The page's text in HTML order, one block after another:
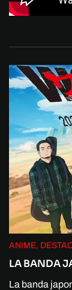
ANIME,
LA BANDA
La banda